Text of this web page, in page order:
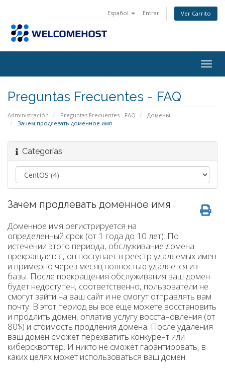
Español Entrar Ver Carrito
Preguntas Frecuentes - FAQ
Administración Preguntas Frecuentes - FAQ
Домены
Зачем продлевать доменное имя
Categorías
Зачем продлевать доменное имя
Доменное имя регистрируется на
определенный срок (от 1 года до 10 лет). По
истечении этого периода, обслуживание домена
прекращается, он поступает в реестр удаляемых имен
и примерно через месяц полностью удаляется из
базы. После прекращения обслуживания ваш домен
будет недоступен, соответственно, пользователи не
смогут зайти на ваш сайт и не смогут отправлять вам
почту. В этот период вы все еще можете восстановить
и продлить домен, оплатив услугу восстановления (от
80$) и стоимость продления домена. После удаления
ваш домен сможет перехватить конкурент или
киберсквоттер. И никто не сможет гарантировать, в
каких целях может использоваться ваш домен.